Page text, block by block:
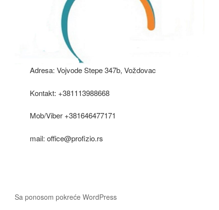
Adresa: Vojvode Stepe 347b, Voždovac
Kontakt: +381113988668
Mob/Viber +381646477171
mail: office@profizio.rs
Sa ponosom pokreće WordPress